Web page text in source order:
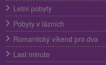
Letní pobyty
Pobyty v lázních
Romantický víkend pro dva
Last minute